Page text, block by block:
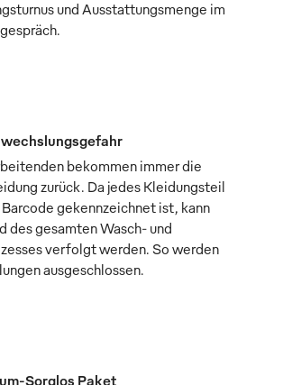
und Ausstattungsmenge im
bekommen immer die
zurück. Da jedes Kleidungsteil
gekennzeichnet ist, kann
des gesamten Wasch- und
verfolgt werden. So werden
ausgeschlossen.
Sorglos Paket